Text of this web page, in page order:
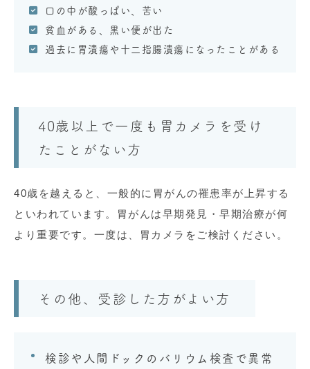
口の中が酸っぱい、苦い
貧血がある、黒い便が出た
過去に胃潰瘍や十二指腸潰瘍になったことがある
40歳以上で一度も胃カメラを受け
たことがない方
40歳を越えると、一般的に胃がんの罹患率が上昇する
といわれています。胃がんは早期発見・早期治療が何
より重要です。一度は、胃カメラをご検討ください。
その他、受診した方がよい方
検診や人間ドックのバリウム検査で異常